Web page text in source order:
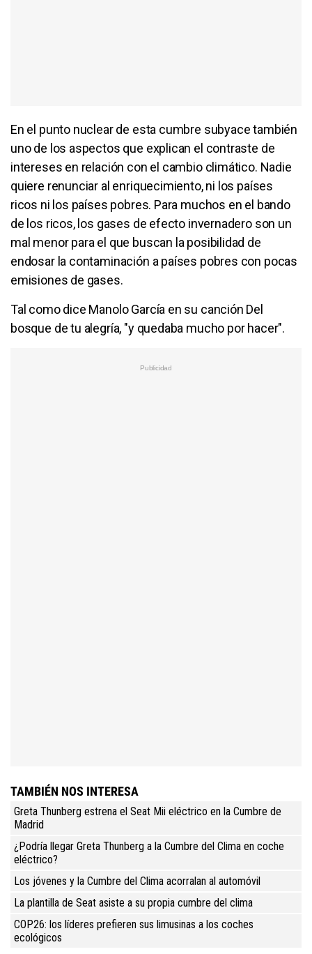
En el punto nuclear de esta cumbre subyace también
uno de los aspectos que explican el contraste de
intereses en relación con el cambio climático. Nadie
quiere renunciar al enriquecimiento, ni los países
ricos ni los países pobres. Para muchos en el bando
de los ricos, los gases de efecto invernadero son un
mal menor para el que buscan la posibilidad de
endosar la contaminación a países pobres con pocas
emisiones de gases.
Tal como dice Manolo García en su canción Del
bosque de tu alegría, "y quedaba mucho por hacer".
TAMBIÉN NOS INTERESA
Greta Thunberg estrena el Seat Mii eléctrico en la Cumbre de
Madrid
¿Podría llegar Greta Thunberg a la Cumbre del Clima en coche
eléctrico?
Los jóvenes y la Cumbre del Clima acorralan al automóvil
La plantilla de Seat asiste a su propia cumbre del clima
COP26: los líderes prefieren sus limusinas a los coches
ecológicos